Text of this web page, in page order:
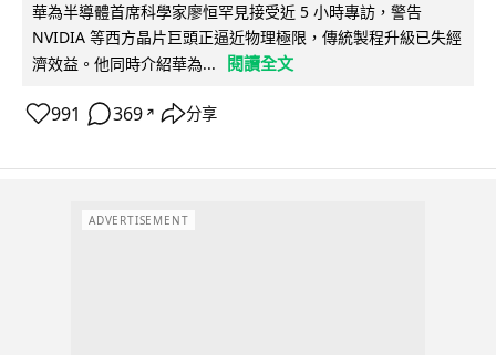
華為半導體首席科學家廖恒罕見接受近 5 小時專訪，警告
NVIDIA 等西方晶片巨頭正逼近物理極限，傳統製程升級已失經
濟效益。他同時介紹華為...
閱讀全文
991 369 ↗ 分享
ADVERTISEMENT